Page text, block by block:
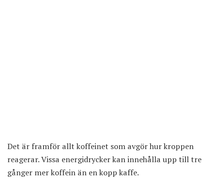
Det är framför allt koffeinet som avgör hur kroppen
reagerar. Vissa energidrycker kan innehålla upp till tre
gånger mer koffein än en kopp kaffe.